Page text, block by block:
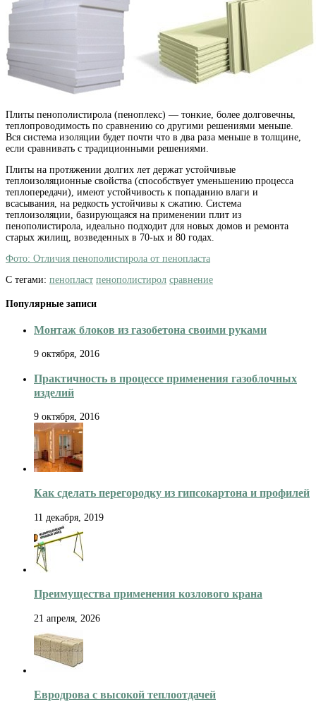
Плиты пенополистирола (пеноплекс) — тонкие, более долговечны,
теплопроводимость по сравнению со другими решениями меньше.
Вся система изоляции будет почти что в два раза меньше в толщине,
если сравнивать с традиционными решениями.
Плиты на протяжении долгих лет держат устойчивые
теплоизоляционные свойства (способствует уменьшению процесса
теплопередачи), имеют устойчивость к попаданию влаги и
всасывания, на редкость устойчивы к сжатию. Система
теплоизоляции, базирующаяся на применении плит из
пенополистирола, идеально подходит для новых домов и ремонта
старых жилищ, возведенных в 70-ых и 80 годах.
Фото: Отличия пенополистирола от пенопласта
С тегами: пенопласт пенополистирол сравнение
Популярные записи
Монтаж блоков из газобетона своими руками
9 октября, 2016
Практичность в процессе применения газоблочных
изделий
9 октября, 2016
Как сделать перегородку из гипсокартона и профилей
11 декабря, 2019
Преимущества применения козлового крана
21 апреля, 2026
Евродрова с высокой теплоотдачей